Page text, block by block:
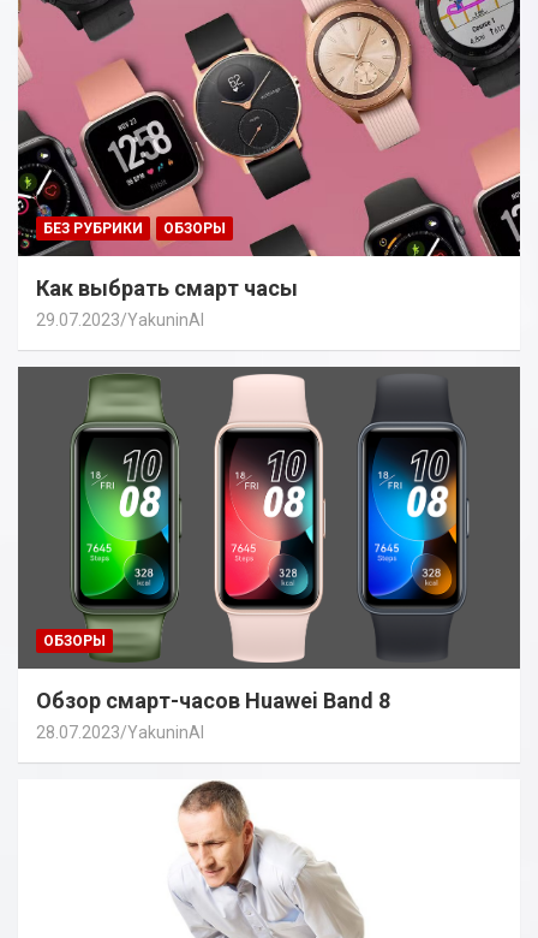
БЕЗ РУБРИКИ ОБЗОРЫ
Как выбрать смарт часы
29.07.2023 YakuninAI
ОБЗОРЫ
Обзор смарт-часов Huawei Band 8
28.07.2023 YakuninAI